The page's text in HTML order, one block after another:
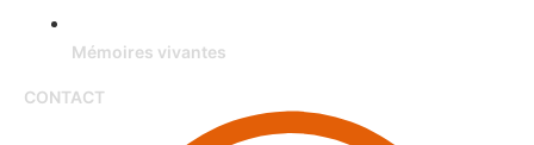
Mémoires vivantes
CONTACT